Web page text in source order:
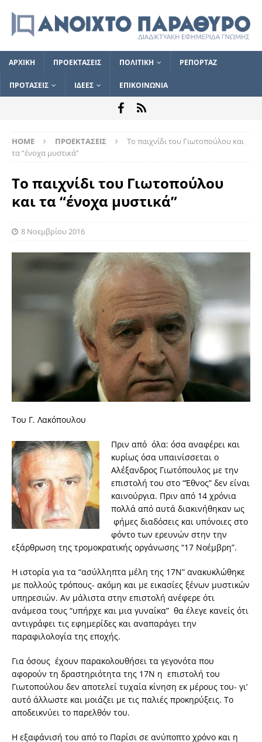
ΑΡΧΙΚΗ ΠΡΟΕΚΤΑΣΕΙΣ ΠΟΛΙΤΙΚΗ ΡΕΠΟΡΤΑΖ
ΠΡΟΤΑΣΕΙΣ ΙΔΕΕΣ ΕΠΙΚΟΙΝΩΝΙΑ
HOME ΠΡΟΕΚΤΑΣΕΙΣ
Το παιχνίδι του Γιωτοπούλου και
τα “ένοχα μυστικά”
Το παιχνίδι του Γιωτοπούλου
και τα “ένοχα μυστικά”
8 Νοεμβρίου 2016
Του Γ. Λακόπουλου
Πριν από όλα: όσα αναφέρει και
κυρίως όσα υπαινίσσεται ο
Αλέξανδρος Γιωτόπουλος με την
επιστολή του στο “Έθνος” δεν είναι
καινούργια. Πριν από 14 χρόνια
πολλά από αυτά διακινήθηκαν ως
φήμες διαδόσεις και υπόνοιες στο
φόντο των ερευνών στην την
εξάρθρωση της τρομοκρατικής οργάνωσης “17 Νοέμβρη”.
Η ιστορία για τα “ασύλληπτα μέλη της 17Ν” ανακυκλώθηκε
με πολλούς τρόπους- ακόμη και με εικασίες ξένων μυστικών
υπηρεσιών. Αν μάλιστα στην επιστολή ανέφερε ότι
ανάμεσα τους “υπήρχε και μια γυναίκα” θα έλεγε κανείς ότι
αντιγράφει τις εφημερίδες και αναπαράγει την
παραφιλολογία της εποχής.
Για όσους έχουν παρακολουθήσει τα γεγονότα που
αφορούν τη δραστηριότητα της 17Ν η επιστολή του
Γιωτοπούλου δεν αποτελεί τυχαία κίνηση εκ μέρους του- γι’
αυτό άλλωστε και μοιάζει με τις παλιές προκηρύξεις. Το
αποδεικνύει το παρελθόν του.
Η εξαφάνισή του από το Παρίσι σε ανύποπτο χρόνο και η